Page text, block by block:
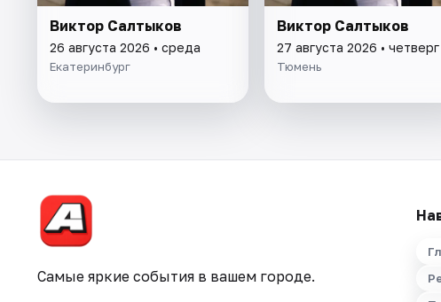
Виктор Салтыков
26 августа 2026 • среда
Екатеринбург
Виктор Салтыков
27 августа 2026 • четверг
Тюмень
Самые яркие события в вашем городе.